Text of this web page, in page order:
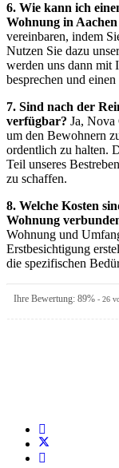
6. Wie kann ich
Wohnung in
vereinbaren, indem
Nutzen Sie dazu
werden uns dann mit
besprechen und
7. Sind nach der
verfügbar? Ja, Nova
um den Bewohnern
ordentlich zu halten.
Teil unseres
zu schaffen.
8. Welche Kosten
Wohnung
Wohnung und
Erstbesichtigung
die spezifischen
Ihre Bewertung: 89% - 26